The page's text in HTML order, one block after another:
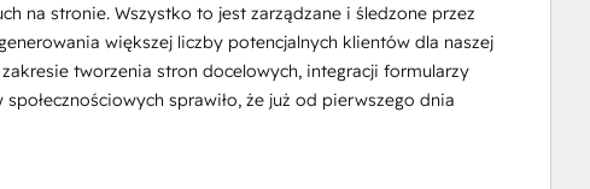
na stronie. Wszystko to jest zarządzane i śledzone przez
większej liczby potencjalnych klientów dla naszej
tworzenia stron docelowych, integracji formularzy
sprawiło, że już od pierwszego dnia